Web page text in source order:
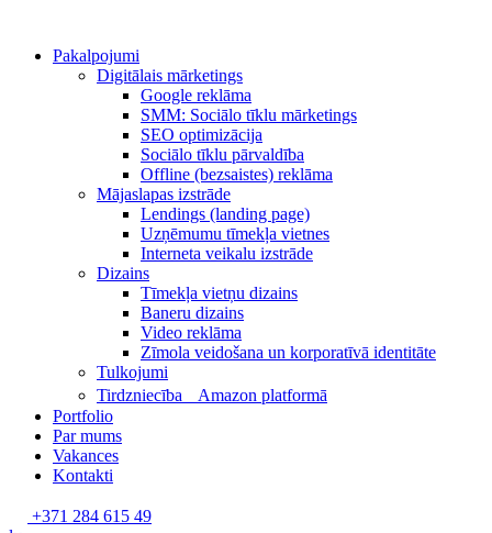
Pakalpojumi
Digitālais mārketings
Google reklāma
SMM: Sociālo tīklu mārketings
SEO optimizācija
Sociālo tīklu pārvaldība
Offline (bezsaistes) reklāma
Mājaslapas izstrāde
Lendings (landing page)
Uzņēmumu tīmekļa vietnes
Interneta veikalu izstrāde
Dizains
Tīmekļa vietņu dizains
Baneru dizains
Video reklāma
Zīmola veidošana un korporatīvā identitāte
Tulkojumi
Tirdzniecība Amazon platformā
Portfolio
Par mums
Vakances
Kontakti
+371 284 615 49